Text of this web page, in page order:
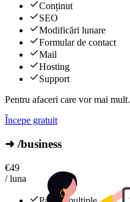
Conținut
SEO
Modificări lunare
Formular de contact
Mail
Hosting
Support
Pentru afaceri care vor mai mult.
Începe gratuit
➜ /business
€49
/ luna